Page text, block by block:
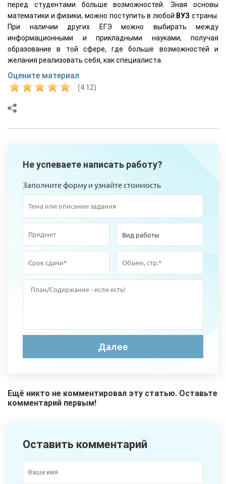
перед студентами больше возможностей. Зная основы
математики и физики, можно поступить в любой ВУЗ страны.
При наличии других ЕГЭ можно выбирать между
информационными и прикладными науками, получая
образование в той сфере, где больше возможностей и
желания реализовать себя, как специалиста.
Оцените материал
(4.12)
Не успеваете написать работу?
Заполните форму и узнайте стоимость
Ещё никто не комментировал эту статью. Оставьте
комментарий первым!
Оставить комментарий